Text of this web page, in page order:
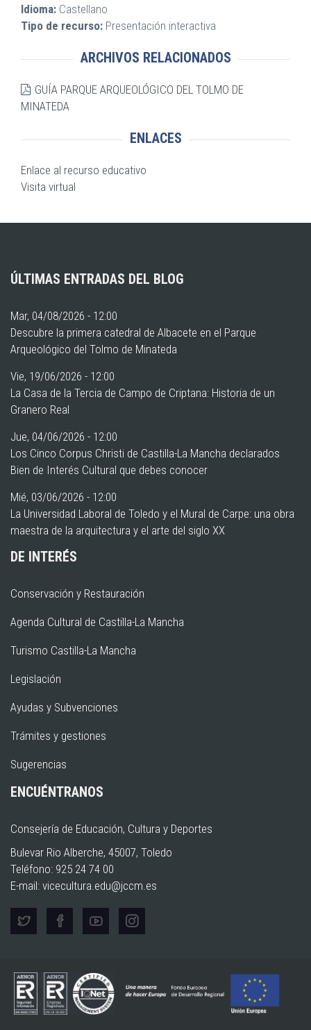
Idioma: Castellano
Tipo de recurso: Presentación interactiva
ARCHIVOS RELACIONADOS
GUÍA PARQUE ARQUEOLÓGICO DEL TOLMO DE
MINATEDA
ENLACES
Enlace al recurso educativo
Visita virtual
ÚLTIMAS ENTRADAS DEL BLOG
Mar, 04/08/2026 - 12:00
Descubre la primera catedral de Albacete en el Parque
Arqueológico del Tolmo de Minateda
Vie, 19/06/2026 - 12:00
La Casa de la Tercia de Campo de Criptana: Historia de un
Granero Real
Jue, 04/06/2026 - 12:00
Los Cinco Corpus Christi de Castilla-La Mancha declarados
Bien de Interés Cultural que debes conocer
Mié, 03/06/2026 - 12:00
La Universidad Laboral de Toledo y el Mural de Carpe: una obra
maestra de la arquitectura y el arte del siglo XX
DE INTERÉS
Conservación y Restauración
Agenda Cultural de Castilla-La Mancha
Turismo Castilla-La Mancha
Legislación
Ayudas y Subvenciones
Trámites y gestiones
Sugerencias
ENCUÉNTRANOS
Consejería de Educación, Cultura y Deportes
Bulevar Rio Alberche, 45007, Toledo
Teléfono: 925 24 74 00
E-mail: vicecultura.edu@jccm.es